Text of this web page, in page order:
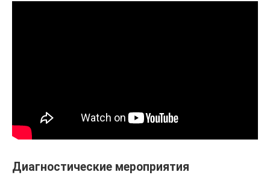
Диагностические мероприятия